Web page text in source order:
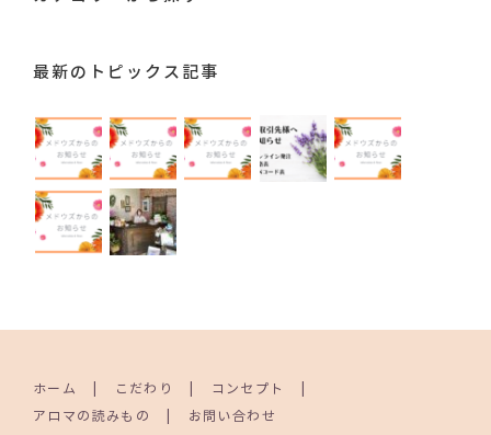
最新のトピックス記事
ホーム こだわり
コンセプト
アロマの読みもの
お問い合わせ